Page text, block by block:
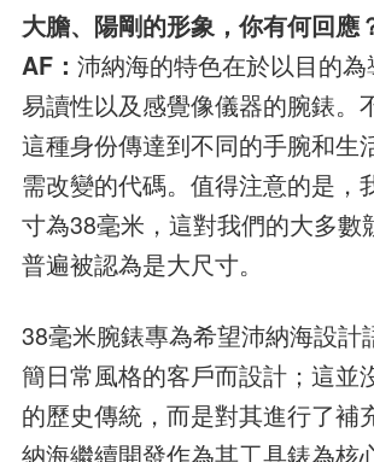
大膽、陽剛的形象，你有何回應
AF： 沛納海的特色在於以目的為
易讀性以及感覺像儀器的腕錶。
這種身份傳達到不同的手腕和生
需改變的代碼。值得注意的是，
寸為38毫米，這對我們的大多數
普遍被認為是大尺寸。
38毫米腕錶專為希望沛納海設計
簡日常風格的客戶而設計；這並
的歷史傳統，而是對其進行了補
納海繼續開發作為其工具錶為